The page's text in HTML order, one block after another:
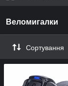
Веломигалки
Сортування